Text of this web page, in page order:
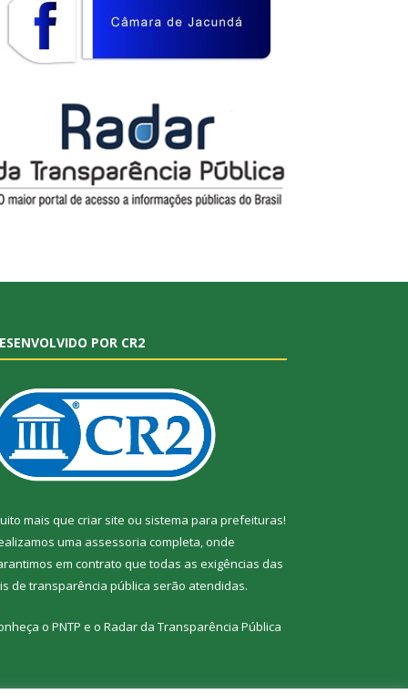
POR CR2
mais que criar site ou sistema para prefeituras!
uma assessoria completa, onde
em contrato que todas as exigências das
de transparência pública serão atendidas.
o PNTP e o Radar da Transparência Pública